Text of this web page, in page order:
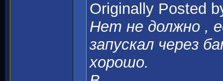
Originally Posted
Нет не должно ,
запускал через
хорошо.